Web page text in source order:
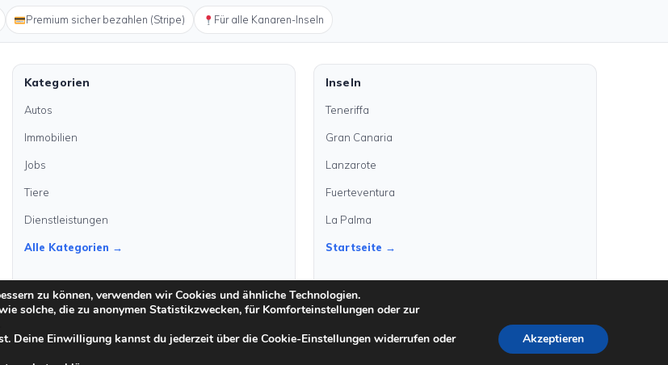
Premium sicher bezahlen (Stripe) Für alle Kanaren-Inseln
Kategorien
Autos
Immobilien
Jobs
Tiere
Dienstleistungen
Alle Kategorien →
Inseln
Teneriffa
Gran Canaria
Lanzarote
Fuerteventura
La Palma
Startseite →
kanarenanzeigen.com
zu können, verwenden wir Cookies und ähnliche Technologien.
solche, die zu anonymen Statistikzwecken, für Komforteinstellungen oder zur
Deine Einwilligung kannst du jederzeit über die Cookie-Einstellungen widerrufen oder
Akzeptieren